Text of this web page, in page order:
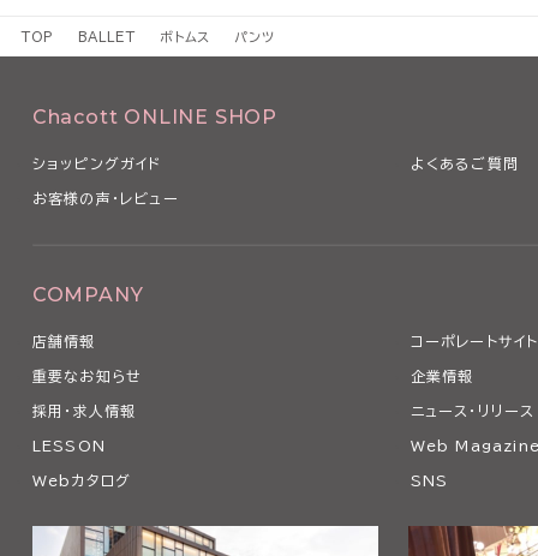
TOP BALLET ボトムス パンツ
Chacott ONLINE SHOP
ショッピングガイド よくあるご質問
お客様の声・レビュー
COMPANY
店舗情報 コーポレートサイト
重要なお知らせ 企業情報
採用・求人情報 ニュース・リリース
LESSON Web
Webカタログ SNS